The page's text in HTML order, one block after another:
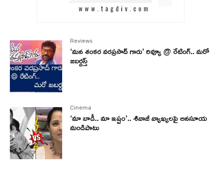
Reviews
‘మన శంకర వరప్రసాద్ గారు’ రివ్యూ @ రేటింగ్.. మరో
జబర్దస్త్
Cinema
‘మా బాడీ.. మా ఇష్టం’.. శివాజీ వ్యాఖ్యలపై అనసూయ
మండిపాటు